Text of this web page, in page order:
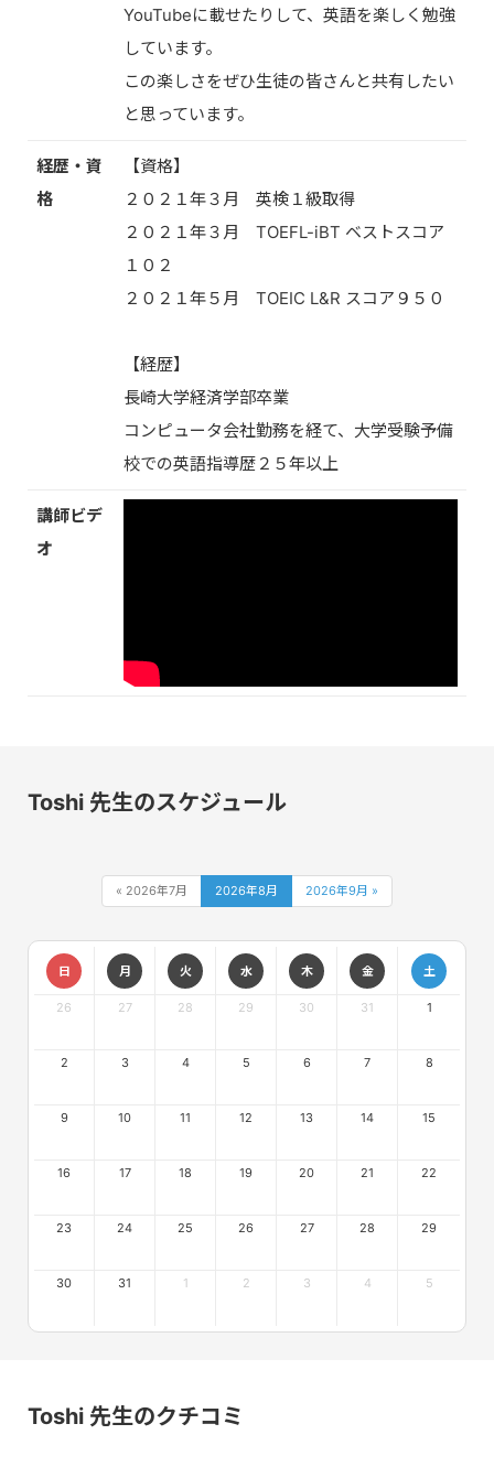
YouTubeに載せたりして、英語を楽しく勉強
しています。
この楽しさをぜひ生徒の皆さんと共有したい
と思っています。
経歴・資
格
【資格】
２０２１年３月 英検１級取得
２０２１年３月 TOEFL-iBT ベストスコア
１０２
２０２１年５月 TOEIC L&R スコア９５０
【経歴】
長崎大学経済学部卒業
コンピュータ会社勤務を経て、大学受験予備
校での英語指導歴２５年以上
講師ビデ
オ
Toshi 先生のスケジュール
« 2026年7月 2026年8月 2026年9月 »
日 月 火 水 木 金 土
26 27 28 29 30 31 1
2 3 4 5 6 7 8
9 10 11 12 13 14 15
16 17 18 19 20 21 22
23 24 25 26 27 28 29
30 31 1 2 3 4 5
Toshi 先生のクチコミ